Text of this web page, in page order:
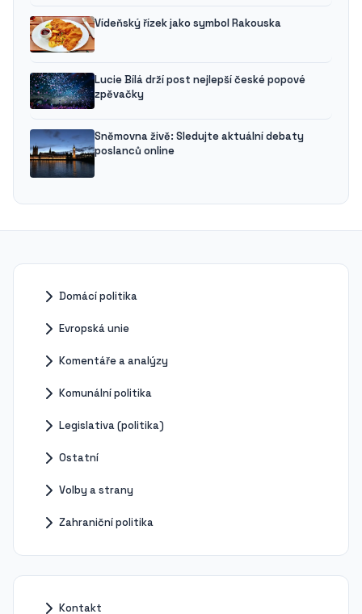
Vídeňský řízek jako symbol Rakouska
Lucie Bílá drží post nejlepší české popové
zpěvačky
Sněmovna živě: Sledujte aktuální debaty
poslanců online
Domácí politika
Evropská unie
Komentáře a analýzy
Komunální politika
Legislativa (politika)
Ostatní
Volby a strany
Zahraniční politika
Kontakt